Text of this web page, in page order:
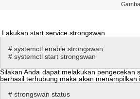
Lakukan start service strongswan
# systemctl enable strongswan
# systemctl start strongswan
Silakan Anda dapat melakukan pengecekan
berhasil terhubung maka akan menampilkan
# strongswan status